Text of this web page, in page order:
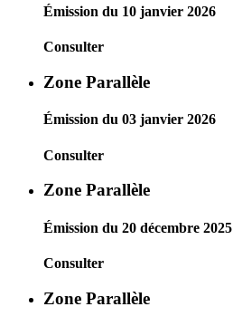
Émission du 10 janvier 2026
Consulter
Zone Parallèle
Émission du 03 janvier 2026
Consulter
Zone Parallèle
Émission du 20 décembre 2025
Consulter
Zone Parallèle